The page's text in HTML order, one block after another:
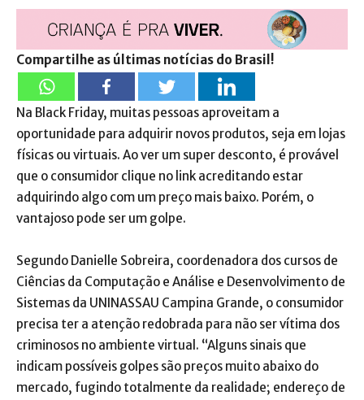
Compartilhe as últimas notícias do Brasil!
Na Black Friday, muitas pessoas aproveitam a
oportunidade para adquirir novos produtos, seja em lojas
físicas ou virtuais. Ao ver um super desconto, é provável
que o consumidor clique no link acreditando estar
adquirindo algo com um preço mais baixo. Porém, o
vantajoso pode ser um golpe.
Segundo Danielle Sobreira, coordenadora dos cursos de
Ciências da Computação e Análise e Desenvolvimento de
Sistemas da UNINASSAU Campina Grande, o consumidor
precisa ter a atenção redobrada para não ser vítima dos
criminosos no ambiente virtual. “Alguns sinais que
indicam possíveis golpes são preços muito abaixo do
mercado, fugindo totalmente da realidade; endereço de